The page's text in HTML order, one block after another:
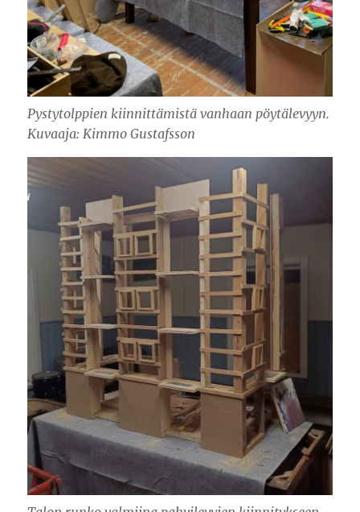
Pystytolppien kiinnittämistä vanhaan pöytälevyyn.
Kuvaaja: Kimmo Gustafsson